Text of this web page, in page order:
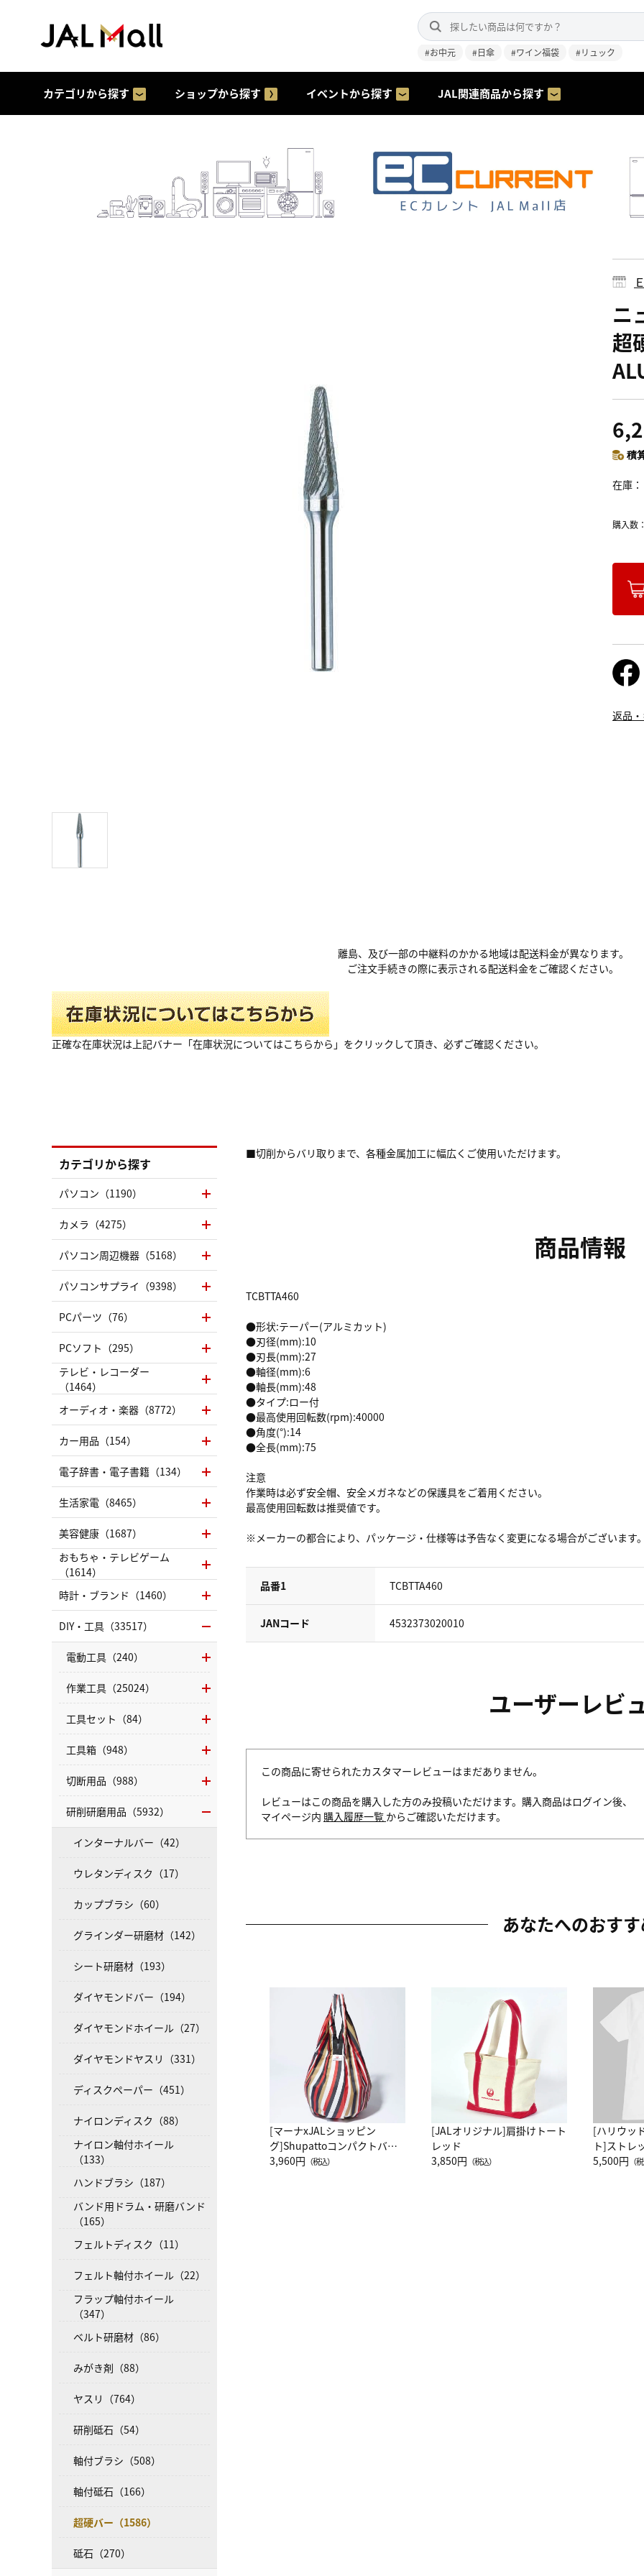
#お中元 #日傘 #ワイン福袋 #リュック
カテゴリから探す ショップから探す イベントから探す JAL関連商品から探す
ニ
超
積
在庫
購入数
返品
離島、及び一部の中継料のかかる地域は配送料金が異なります。
ご注文手続きの際に表示される配送料金をご確認ください。
正確な在庫状況は上記バナー「在庫状況についてはこちらから」をクリックして頂き、必ずご確認ください。
■切削からバリ取りまで、各種金属加工に幅広くご使用いただけます。
商品情報
TCBTTA460
●形状:テーパー(アルミカット)
●刃径(mm):10
●刃長(mm):27
●軸径(mm):6
●軸長(mm):48
●タイプ:ロー付
●最高使用回転数(rpm):40000
●角度(°):14
●全長(mm):75
注意
作業時は必ず安全帽、安全メガネなどの保護具をご着用ください。
最高使用回転数は推奨値です。
※メーカーの都合により、パッケージ・仕様等は予告なく変更になる場合がございます
品番1 TCBTTA460
JANコード 4532373020010
ユーザーレビ
この商品に寄せられたカスタマーレビューはまだありません。
レビューはこの商品を購入した方のみ投稿いただけます。購入商品はログイン後、
マイページ内 購入履歴一覧 からご確認いただけます。
あなたへのおす
[マーナxJALショッピン
グ]Shupattoコンパクトバッ
グ Drop JAL客室乗務員
3,960円 （税込）
[JALオリジナル]肩掛けトート
レッド
3,850円 （税込）
[ハリウッ
ト]ストレ
ーネック
5,500円 （
カテゴリから探す
パソコン（1190）
カメラ（4275）
パソコン周辺機器（5168）
パソコンサプライ（9398）
PCパーツ（76）
PCソフト（295）
テレビ・レコーダー
（1464）
オーディオ・楽器（8772）
カー用品（154）
電子辞書・電子書籍（134）
生活家電（8465）
美容健康（1687）
おもちゃ・テレビゲーム
（1614）
時計・ブランド（1460）
DIY・工具（33517）
電動工具（240）
作業工具（25024）
工具セット（84）
工具箱（948）
切断用品（988）
研削研磨用品（5932）
インターナルバー（42）
ウレタンディスク（17）
カップブラシ（60）
グラインダー研磨材（142）
シート研磨材（193）
ダイヤモンドバー（194）
ダイヤモンドホイール（27）
ダイヤモンドヤスリ（331）
ディスクペーパー（451）
ナイロンディスク（88）
ナイロン軸付ホイール
（133）
ハンドブラシ（187）
バンド用ドラム・研磨バンド
（165）
フェルトディスク（11）
フェルト軸付ホイール（22）
フラップ軸付ホイール
（347）
ベルト研磨材（86）
みがき剤（88）
ヤスリ（764）
研削砥石（54）
軸付ブラシ（508）
軸付砥石（166）
超硬バー（1586）
砥石（270）